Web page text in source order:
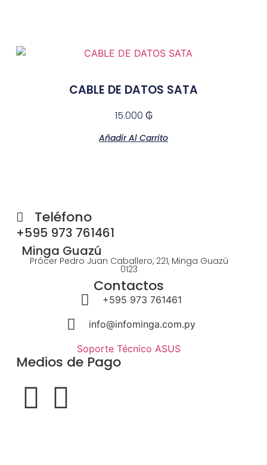
CABLE DE DATOS SATA
15.000 ₲
Añadir Al Carrito
Teléfono
+595 973 761461
Minga Guazú
Prócer Pedro Juan Caballero, 221, Minga Guazú
0123
Contactos
+595 973 761461
info@infominga.com.py
Soporte Técnico ASUS
Medios de Pago